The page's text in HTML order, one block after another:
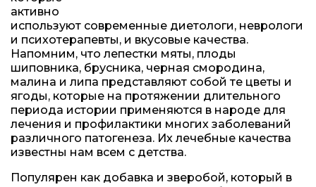
активно
используют современные диетологи, неврологи
и психотерапевты, и вкусовые качества.
Напомним, что лепестки мяты, плоды
шиповника, брусника, черная смородина,
малина и липа представляют собой те цветы и
ягоды, которые на протяжении длительного
периода истории применяются в народе для
лечения и профилактики многих заболеваний
различного патогенеза. Их лечебные качества
известны нам всем с детства.
Популярен как добавка и зверобой, который в